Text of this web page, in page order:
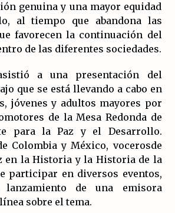
genuina y una mayor equidad
al tiempo que abandona las
favorecen la continuación del
de las diferentes sociedades.
a una presentación del
que se está llevando a cabo en
jóvenes y adultos mayores por
de la Mesa Redonda de
para la Paz y el Desarrollo.
Colombia y México, vocerosde
en la Historia y la Historia de la
participar en diversos eventos,
lanzamiento de una emisora
sobre el tema.